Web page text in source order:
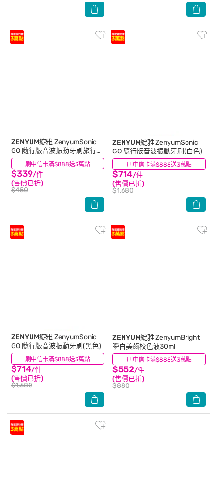
刷中信卡滿$888送3萬點
ZENYUM綻雅ZenyumSonic
GO 隨行版音波振動牙刷旅行盒
(黑色)
$339/件
(售價已折)
$450
(0) 刷中信卡滿$888送3萬點
ZENYUM綻雅ZenyumSonic
GO 隨行版音波振動牙刷(白色)
$714/件
(售價已折)
$1,680
(1)
刷中信卡滿$888送3萬點
ZENYUM綻雅ZenyumSonic
GO 隨行版音波振動牙刷(黑色)
$714/件
(售價已折)
$1,680
(1) 刷中信卡滿$888送3萬點
ZENYUM綻雅ZenyumBright
瞬白美齒校色液30ml
$552/件
(售價已折)
$880
(1)